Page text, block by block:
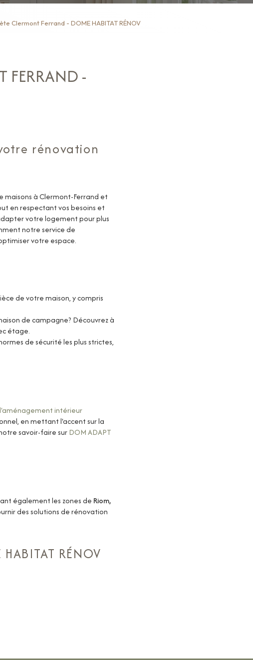
Clermont Ferrand - DOME HABITAT RÉNOV
FERRAND -
rénovation
maisons à Clermont-Ferrand et
en respectant vos besoins et
votre logement pour plus
notre service de
votre espace.
de votre maison, y compris
de campagne? Découvrezà
étage.
de sécurité les plus strictes,
intérieur
en mettant l'accent sur la
savoir-faire surDOM ADAPT
également les zones de Riom,
des solutions de rénovation
RÉNOV